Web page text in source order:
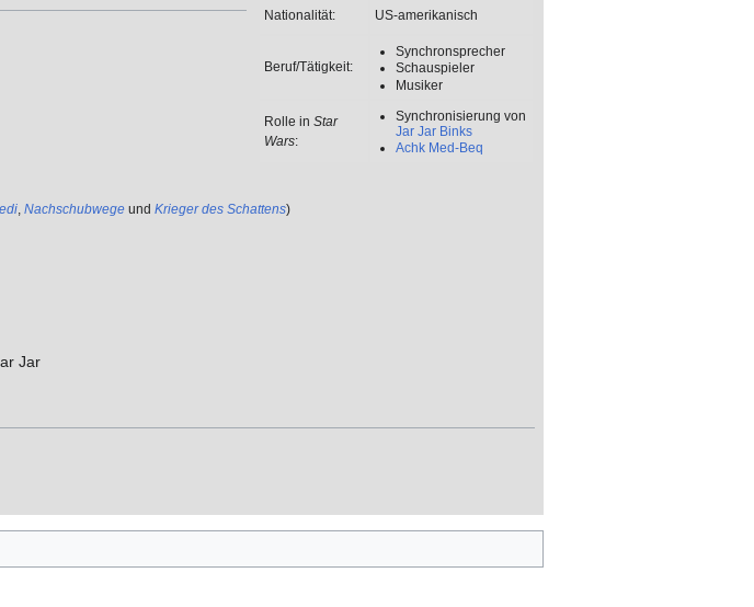
Nationalität: US-amerikanisch
Beruf/Tätigkeit:
Synchronsprecher
Schauspieler
Musiker
Rolle in Star
Wars:
Synchronisierung von
Jar Jar Binks
Achk Med-Beq
,Nachschubwege undKrieger des Schattens)
Jar